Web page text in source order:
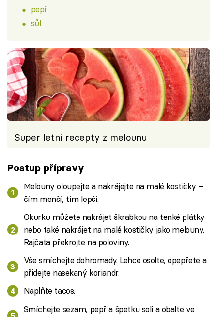
pepř
sůl
Super letní recepty z melounu
Postup přípravy
Melouny oloupejte a nakrájejte na malé kostičky –
čím menší, tím lepší.
Okurku můžete nakrájet škrabkou na tenké plátky
nebo také nakrájet na malé kostičky jako melouny.
Rajčata překrojte na poloviny.
Vše smíchejte dohromady. Lehce osolte, opepřete a
přidejte nasekaný koriandr.
Naplňte tacos.
Smíchejte sezam, pepř a špetku soli a obalte ve